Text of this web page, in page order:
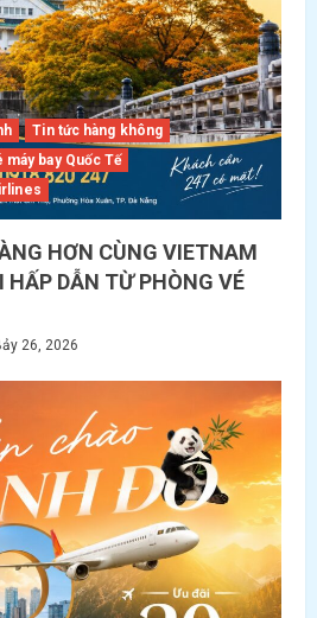
Tin tức hàng không
máy bay Quốc Tế
HƠN CÙNG VIETNAM
DẪN TỪ PHÒNG VÉ
26, 2026